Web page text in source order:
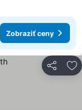
Zobraziť ceny
Zdieľať